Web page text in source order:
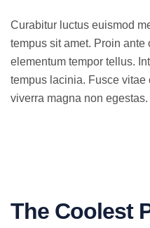
Curabitur luctus euismod
tempus sit amet. Proin ante
elementum tempor tellus.
tempus lacinia. Fusce vitae
viverra magna non
The Coolest